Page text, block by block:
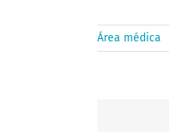
Área médica